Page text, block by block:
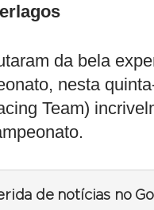
da bela
nesta
Team)
de notícias no